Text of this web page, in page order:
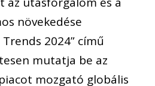
növekedése
2024” című
mutatja be az
mozgató globális